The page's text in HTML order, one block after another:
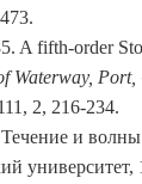
A fifth-order
Waterway, Port,
2, 216-234.
и
университет,